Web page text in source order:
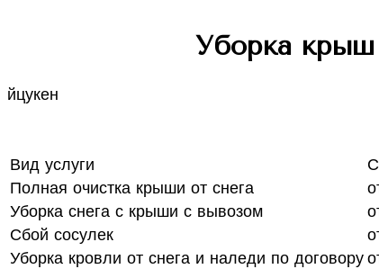
Уборка крыш
йцукен
Вид услуги
Полная очистка крыши от снега
Уборка снега с крыши с вывозом
Сбой сосулек
Уборка кровли от снега и наледи по договору